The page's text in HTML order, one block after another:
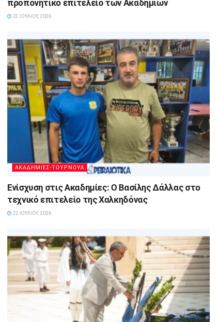
προπονητικό επιτελείο των Ακαδημιών
23 ΙΟΥΛΊΟΥ, 2026
ΑΚΑΔΗΜΙΕΣ-ΤΟΥΡΝΟΥΑ
Ενίσχυση στις Ακαδημίες: Ο Βασίλης Δάλλας στο
τεχνικό επιτελείο της Χαλκηδόνας
22 ΙΟΥΛΊΟΥ, 2026